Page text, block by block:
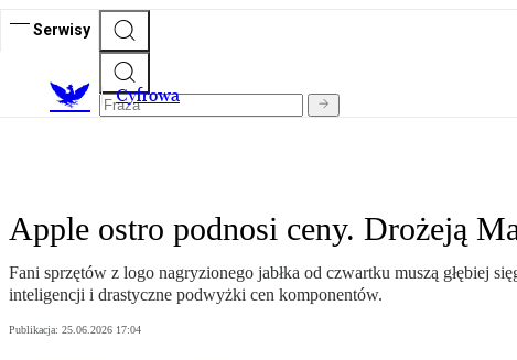
Serwisy
Cyfrowa
Apple ostro podnosi ceny. Drożeją
Fani sprzętów z logo nagryzionego jabłka od czwartku muszą głębiej
inteligencji i drastyczne podwyżki cen komponentów.
Publikacja: 25.06.2026 17:04